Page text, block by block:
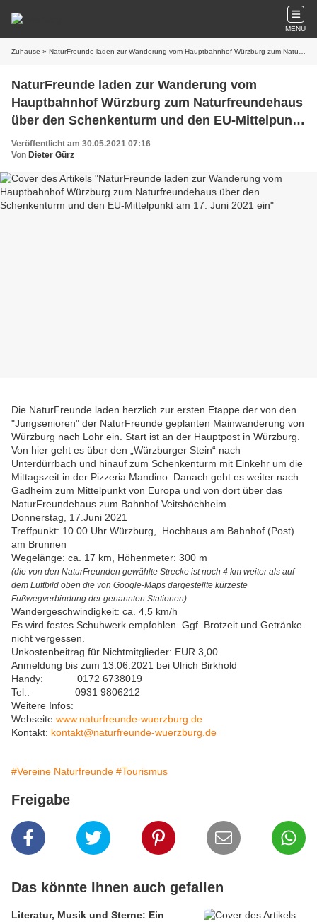
MENU
Zuhause » NaturFreunde laden zur Wanderung vom Hauptbahnhof Würzburg zum Naturfreundehaus über den Schenkenturm und den EU-Mittelpunkt am 17. Juni 2021 ein
NaturFreunde laden zur Wanderung vom
Hauptbahnhof Würzburg zum Naturfreundehaus
über den Schenkenturm und den EU-Mittelpunkt
am 17. Juni 2021 ein
Veröffentlicht am 30.05.2021 07:16
Von Dieter Gürz
Die NaturFreunde laden herzlich zur ersten Etappe der von den
"Jungsenioren" der NaturFreunde geplanten Mainwanderung von
Würzburg nach Lohr ein. Start ist an der Hauptpost in Würzburg.
Von hier geht es über den „Würzburger Stein“ nach
Unterdürrbach und hinauf zum Schenkenturm mit Einkehr um die
Mittagszeit in der Pizzeria Mandino. Danach geht es weiter nach
Gadheim zum Mittelpunkt von Europa und von dort über das
NaturFreundehaus zum Bahnhof Veitshöchheim.
Donnerstag, 17.Juni 2021
Treffpunkt: 10.00 Uhr Würzburg, Hochhaus am Bahnhof (Post)
am Brunnen
Wegelänge: ca. 17 km, Höhenmeter: 300 m
(die von den NaturFreunden gewählte Strecke ist noch 4 km weiter als auf
dem Luftbild oben die von Google-Maps dargestellte kürzeste
Fußwegverbindung der genannten Stationen)
Wandergeschwindigkeit: ca. 4,5 km/h
Es wird festes Schuhwerk empfohlen. Ggf. Brotzeit und Getränke
nicht vergessen.
Unkostenbeitrag für Nichtmitglieder: EUR 3,00
Anmeldung bis zum 13.06.2021 bei Ulrich Birkhold
Handy: 0172 6738019
Tel.: 0931 9806212
Weitere Infos:
Webseite www.naturfreunde-wuerzburg.de
Kontakt: kontakt@naturfreunde-wuerzburg.de
#Vereine Naturfreunde #Tourismus
Freigabe
Das könnte Ihnen auch gefallen
Literatur, Musik und Sterne: Ein